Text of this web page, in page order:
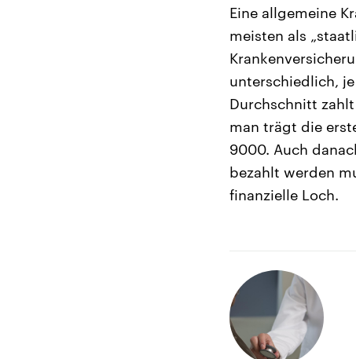
Eine allgemeine
meisten als
unterschiedlich,
Durchschnitt
man trägt die
9000. Auch
bezahlt werden
finanzielle Loch.